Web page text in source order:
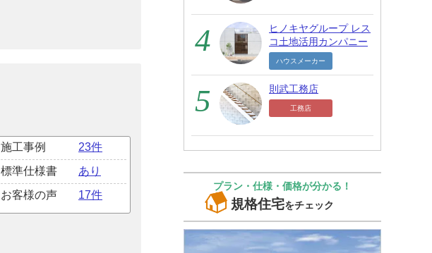
施工事例
23件
標準仕様書
あり
お客様の声
17件
ヒノキヤグループ レス
コ土地活用カンパニー
ハウスメーカー
則武工務店
工務店
プラン・仕様・価格が分かる！
規格住宅をチェック